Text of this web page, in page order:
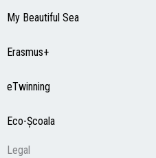
My Beautiful Sea
Erasmus+
eTwinning
Eco-Şcoala
Legal